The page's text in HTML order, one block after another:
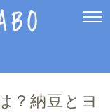
？納豆とヨ